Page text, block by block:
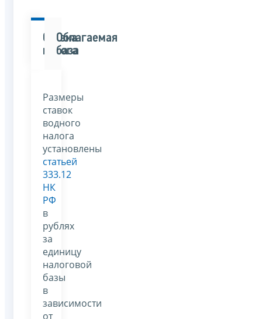
Ставка
налога
Облагаемая
база
Размеры
ставок
водного
налога
установлены
статьей
333.12
НК
РФ
в
рублях
за
единицу
налоговой
базы
в
зависимости
от